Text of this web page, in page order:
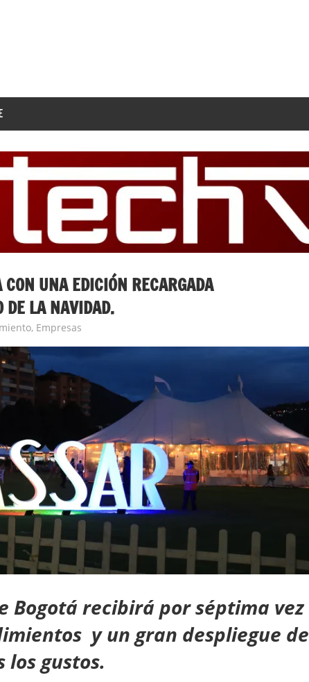
UNA EDICIÓN RECARGADA
DE LA NAVIDAD.
, Empresas
Bogotá recibirá por séptima vez
y un gran despliegue de
gustos.